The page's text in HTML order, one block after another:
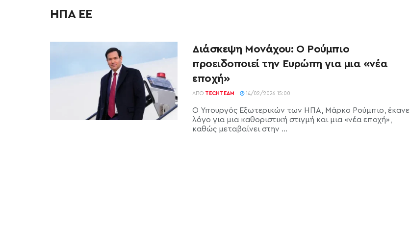
ΗΠΑ ΕΕ
Διάσκεψη Μονάχου: Ο Ρούμπιο
προειδοποιεί την Ευρώπη για μια «νέα
εποχή»
ΑΠΌ TECHTEAM 14/02/2026 15:00
Ο Υπουργός Εξωτερικών των ΗΠΑ, Μάρκο Ρούμπιο, έκανε
λόγο για μια καθοριστική στιγμή και μια «νέα εποχή»,
καθώς μεταβαίνει στην ...